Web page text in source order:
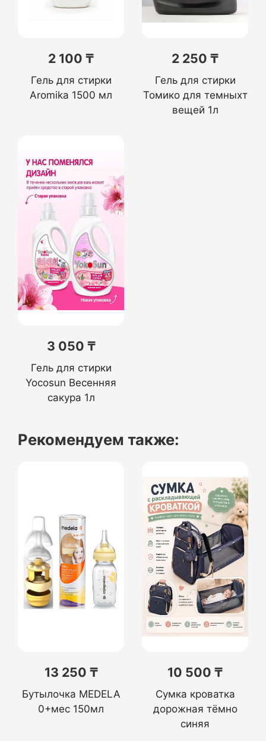
2 100 ₸
Гель для стирки
Aromika 1500 мл
2 250 ₸
Гель для стирки
Томико для темныхт
вещей 1л
3 050 ₸
Гель для стирки
Yocosun Весенняя
сакура 1л
Рекомендуем также:
13 250 ₸
Бутылочка MEDELA
0+мес 150мл
10 500 ₸
Сумка кроватка
дорожная тёмно
синяя